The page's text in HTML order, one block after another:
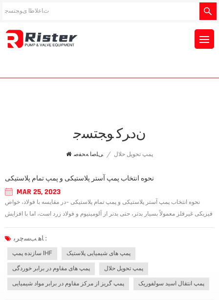
ﻥﺩﺮﮐ ﻮﺠﺘﺴﺟ
ﯽﻠﺻﺍ ﻪﺤﻔﺻ / پمپ تحویل حلال
نحوه انتخاب پمپ آستر پلاستیکی و پمپ تمام پلاستیکی
MAR 25, 2023
نحوه انتخاب پمپ آستر پلاستیکی و پمپ تمام پلاستیکی -در مقایسه با فولاد، خواص
فیزیکی غیرفلز معمولاً بسیار بدتر، حتی بدتر از آلومینیوم و فولاد زرد است، اما با افزایش
ﺎﻫ ﺐﺴﭼﺮﺑ :
سازنده پمپ IHF پمپ های شیمیایی پلاستیک
پمپ های مقاوم در برابر خوردگی پمپ تحویل حلال
پمپ گریز از مرکز مقاوم در برابر مواد شیمیایی پمپ انتقال اسید سولفوریک